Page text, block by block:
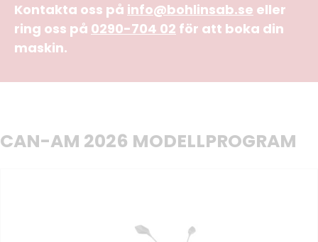
Kontakta oss på info@bohlinsab.se eller
ring oss på 0290-704 02 för att boka din
maskin.
CAN-AM 2026 MODELLPROGRAM